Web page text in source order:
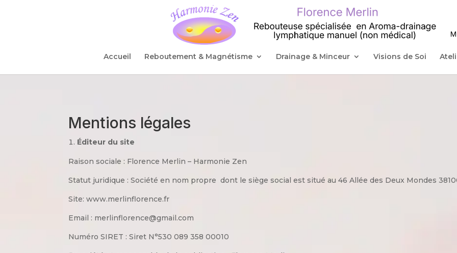
Accueil Reboutement & Magnétisme Drainage & Minceur Visions de Soi
Mentions légales
Éditeur du site
Raison sociale : Florence Merlin – Harmonie Zen
Statut juridique : Société en nom propre dont le siège social est situé au 46 Allée des Deux Mondes
Site: www.merlinflorence.fr
Email : merlinflorence@gmail.com
Numéro SIRET : Siret N°530 089 358 00010